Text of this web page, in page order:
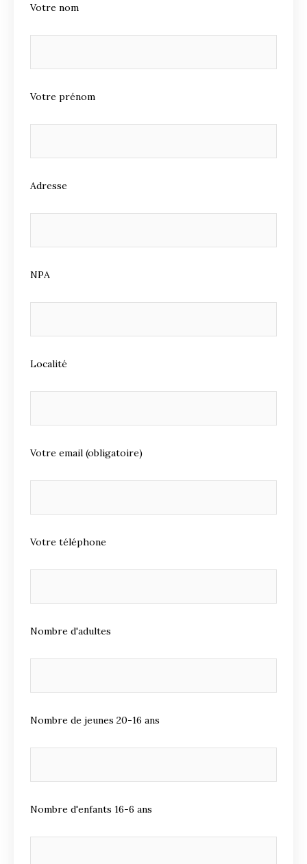
Votre nom
Votre prénom
Adresse
NPA
Localité
Votre email (obligatoire)
Votre téléphone
Nombre d'adultes
Nombre de jeunes 20-16 ans
Nombre d'enfants 16-6 ans